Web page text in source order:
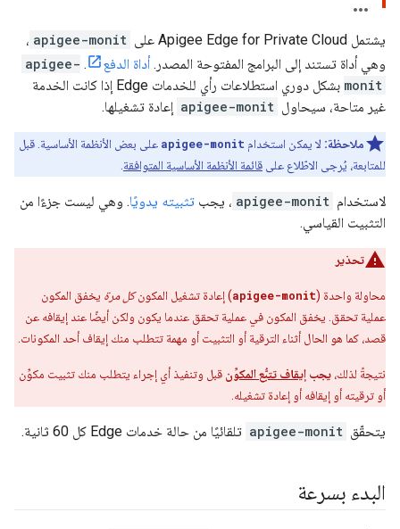
يشتمل Apigee Edge for Private Cloud على apigee-monit ،
وهي أداة تستند إلى البرامج المفتوحة المصدر.أداة الدفع .
apigee-
monit
بشكل دوري استطلاعات رأي للخدمات Edge إذا كانت الخدمة
غير متاحة، سيحاول apigee-monit إعادة تشغيلها.
ملاحظة: لا يمكن استخدام apigee-monit على بعض الأنظمة الأساسية. قبل
للمتابعة، يُرجى الاطّلاع على قائمة الأنظمة الأساسية المتوافقة
لاستخدام apigee-monit ، يجب تثبيته يدويًا. وهي ليست جزءًا من
التثبيت القياسي.
تحذير
محاولة واحدة (apigee-monit) إعادة تشغيل المكونكل مرة يخفق المكون
عملية تحقق. يخفق المكون في عملية تحقق عندما يكون ولكن أيضًا عند إيقافه عن
قصد، كما هو الحال أثناء الترقية أو التثبيت أو مهمة تتطلب منك إيقاف أحد المكونات.
نتيجةً لذلك، يجب إيقاف تتبُّع المكوِّن قبل وتنفيذ أي إجراء يتطلب منك تثبيت مكوِّن
أو ترقيته أو إيقافه أو إعادة تشغيله.
يتحقّق apigee-monit تلقائيًا من حالة خدمات Edge كل 60 ثانية.
البدء بسرعة